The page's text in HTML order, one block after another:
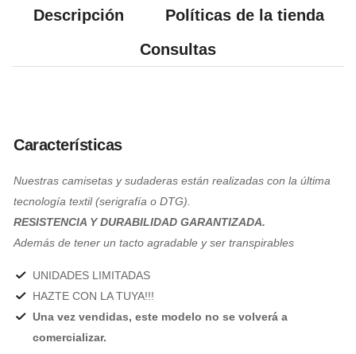
Descripción
Políticas de la tienda
Consultas
Características
Nuestras camisetas y sudaderas están realizadas con la última
tecnología textil (serigrafía o DTG).
RESISTENCIA Y DURABILIDAD GARANTIZADA.
Además de tener un tacto agradable y ser transpirables
UNIDADES LIMITADAS
HAZTE CON LA TUYA!!!
Una vez vendidas, este modelo no se volverá a
comercializar.